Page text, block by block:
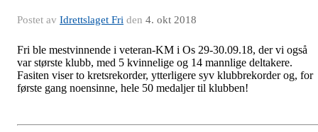
Postet av Idrettslaget Fri den 4. okt 2018
Fri ble mestvinnende i veteran-KM i Os 29-30.09.18, der vi også
var største klubb, med 5 kvinnelige og 14 mannlige deltakere.
Fasiten viser to kretsrekorder, ytterligere syv klubbrekorder og, for
første gang noensinne, hele 50 medaljer til klubben!